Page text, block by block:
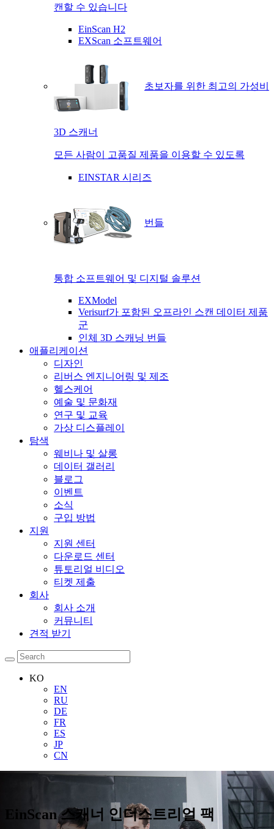
캔할 수 있습니다
EinScan H2
EXScan 소프트웨어
초보자를 위한 최고의 가성비
3D 스캐너
모든 사람이 고품질 제품을 이용할 수 있도록
EINSTAR 시리즈
번들
통합 소프트웨어 및 디지털 솔루션
EXModel
Verisurf가 포함된 오프라인 스캔 데이터 제품
군
인체 3D 스캐닝 번들
애플리케이션
디자인
리버스 엔지니어링 및 제조
헬스케어
예술 및 문화재
연구 및 교육
가상 디스플레이
탐색
웨비나 및 살롱
데이터 갤러리
블로그
이벤트
소식
구입 방법
지원
지원 센터
다운로드 센터
튜토리얼 비디오
티켓 제출
회사
회사 소개
커뮤니티
견적 받기
KO
EN
RU
DE
FR
ES
JP
CN
EinScan 스캐너 인더스트리얼 팩